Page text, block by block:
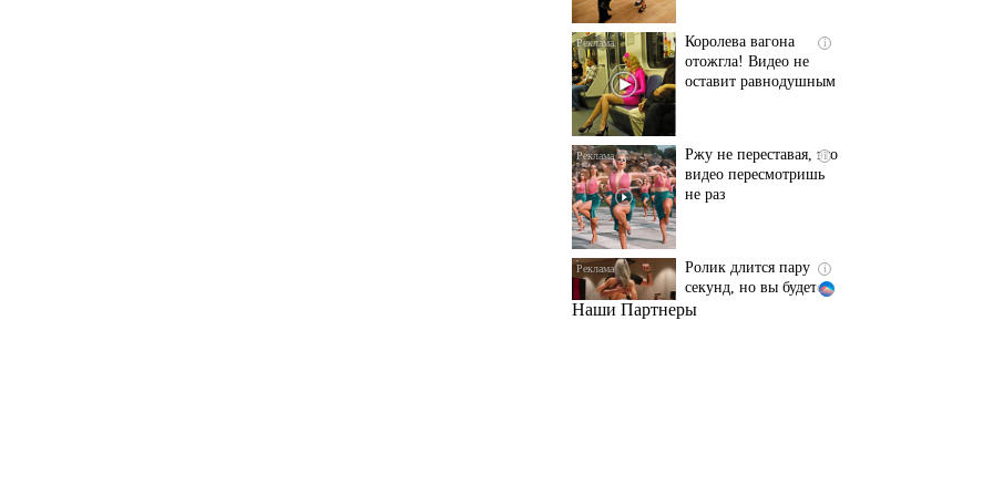
Ржу не переставая, это
Ролик длится пару
Этот танец невесты
Наши Партнеры